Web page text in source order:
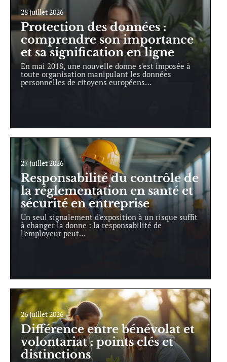
28 juillet 2026
Protection des données :
comprendre son importance
et sa signification en ligne
En mai 2018, une nouvelle donne s'est imposée à
toute organisation manipulant les données
personnelles de citoyens européens…
27 juillet 2026
Responsabilité du contrôle de
la réglementation en santé et
sécurité en entreprise
Un seul signalement d'exposition à un risque suffit
à changer la donne : la responsabilité de
l'employeur peut…
26 juillet 2026
Différence entre bénévolat et
volontariat : points clés et
distinctions